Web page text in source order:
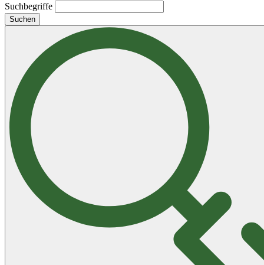
Suchbegriffe
Suchen